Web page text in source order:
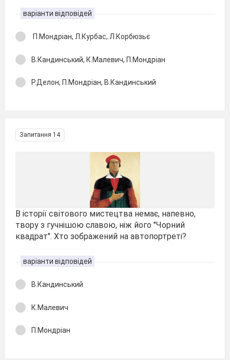
варіанти відповідей
П.Мондріан, Л.Курбас, Л.Корбюзьє
В.Кандинський, К.Малевич, П.Мондріан
Р.Делон, П.Мондріан, В.Кандинський
Запитання 14
В історії світового мистецтва немає, напевно,
твору з гучнішою славою, ніж його "Чорний
квадрат". Хто зображений на автопортреті?
варіанти відповідей
В.Кандинський
К.Малевич
П.Мондріан